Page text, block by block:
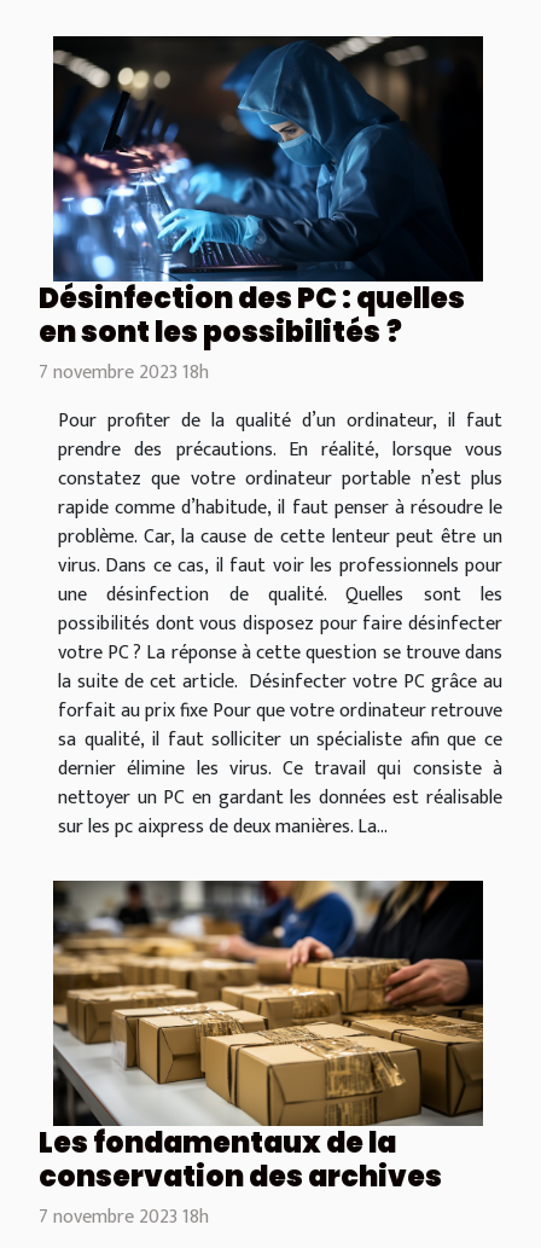
Désinfection des PC : quelles
en sont les possibilités ?
7 novembre 2023 18h
Pour profiter de la qualité d’un ordinateur, il faut
prendre des précautions. En réalité, lorsque vous
constatez que votre ordinateur portable n’est plus
rapide comme d’habitude, il faut penser à résoudre le
problème. Car, la cause de cette lenteur peut être un
virus. Dans ce cas, il faut voir les professionnels pour
une désinfection de qualité. Quelles sont les
possibilités dont vous disposez pour faire désinfecter
votre PC ? La réponse à cette question se trouve dans
la suite de cet article. Désinfecter votre PC grâce au
forfait au prix fixe Pour que votre ordinateur retrouve
sa qualité, il faut solliciter un spécialiste afin que ce
dernier élimine les virus. Ce travail qui consiste à
nettoyer un PC en gardant les données est réalisable
sur les pc aixpress de deux manières. La...
Les fondamentaux de la
conservation des archives
7 novembre 2023 18h